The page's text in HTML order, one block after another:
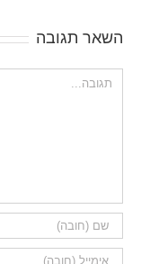
השאר תגובה
הערה